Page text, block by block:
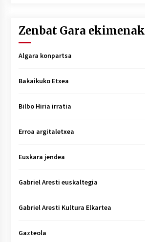
Zenbat Gara ekimenak
Algara konpartsa
Bakaikuko Etxea
Bilbo Hiria irratia
Erroa argitaletxea
Euskara jendea
Gabriel Aresti euskaltegia
Gabriel Aresti Kultura Elkartea
Gazteola